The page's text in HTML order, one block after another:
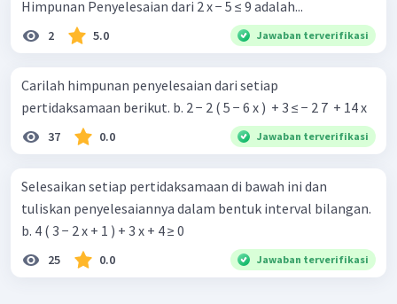
Himpunan Penyelesaian dari 2 x − 5 ≤ 9 adalah...
2 5.0 Jawaban terverifikasi
Carilah himpunan penyelesaian dari setiap
pertidaksamaan berikut. b. 2 − 2 ( 5 − 6 x ) ​ + 3 ≤ − 2 7 ​ + 14 x
37 0.0 Jawaban terverifikasi
Selesaikan setiap pertidaksamaan di bawah ini dan
tuliskan penyelesaiannya dalam bentuk interval bilangan.
b. 4 ( 3 − 2 x + 1 ) + 3 x + 4 ≥ 0
25 0.0 Jawaban terverifikasi